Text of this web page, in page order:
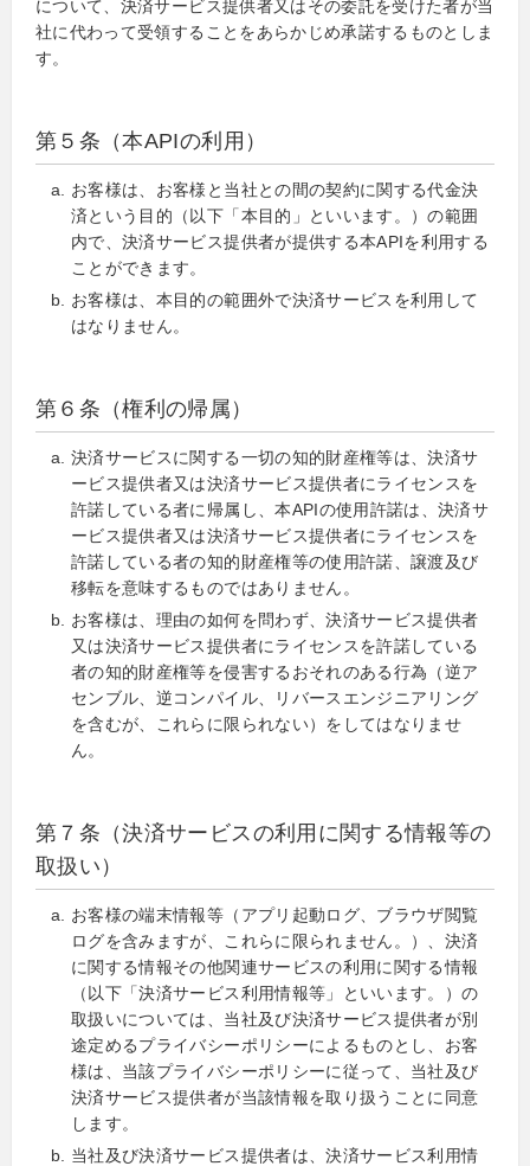
について、決済サービス提供者又はその委託を受けた者が当
社に代わって受領することをあらかじめ承諾するものとしま
す。
第５条（本APIの利用）
お客様は、お客様と当社との間の契約に関する代金決
済という目的（以下「本目的」といいます。）の範囲
内で、決済サービス提供者が提供する本APIを利用する
ことができます。
お客様は、本目的の範囲外で決済サービスを利用して
はなりません。
第６条（権利の帰属）
決済サービスに関する一切の知的財産権等は、決済サ
ービス提供者又は決済サービス提供者にライセンスを
許諾している者に帰属し、本APIの使用許諾は、決済サ
ービス提供者又は決済サービス提供者にライセンスを
許諾している者の知的財産権等の使用許諾、譲渡及び
移転を意味するものではありません。
お客様は、理由の如何を問わず、決済サービス提供者
又は決済サービス提供者にライセンスを許諾している
者の知的財産権等を侵害するおそれのある行為（逆ア
センブル、逆コンパイル、リバースエンジニアリング
を含むが、これらに限られない）をしてはなりませ
ん。
第７条（決済サービスの利用に関する情報等の
取扱い）
お客様の端末情報等（アプリ起動ログ、ブラウザ閲覧
ログを含みますが、これらに限られません。）、決済
に関する情報その他関連サービスの利用に関する情報
（以下「決済サービス利用情報等」といいます。）の
取扱いについては、当社及び決済サービス提供者が別
途定めるプライバシーポリシーによるものとし、お客
様は、当該プライバシーポリシーに従って、当社及び
決済サービス提供者が当該情報を取り扱うことに同意
します。
当社及び決済サービス提供者は、決済サービス利用情